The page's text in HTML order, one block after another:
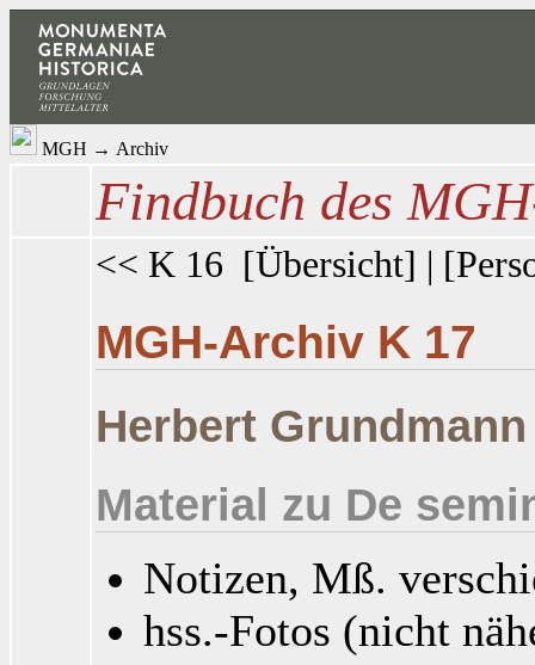
MGH → Archiv
Findbuch des
<< K 16 [Übersicht] | [
MGH-Archiv K 17
Herbert Grundmann
Material zu De
Notizen, Mß.
hss.-Fotos (nicht